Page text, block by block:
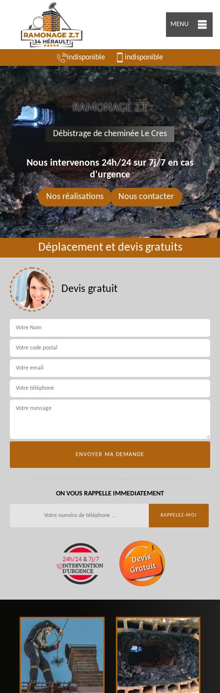
MENU
indisponible indisponible
RAMONAGE Z.T
Débistrage de cheminée Le Cres
Nous intervenons 24h/24 sur 7j/7 en cas
d'urgence
Nos réalisations Nous contacter
Déplacement et devis gratuits
Devis gratuit
ON VOUS RAPPELLE IMMEDIATEMENT